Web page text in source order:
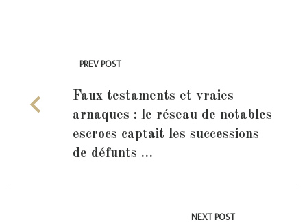
PREV POST
Faux testaments et vraies
arnaques : le réseau de notables
escrocs captait les successions
de défunts …
NEXT POST